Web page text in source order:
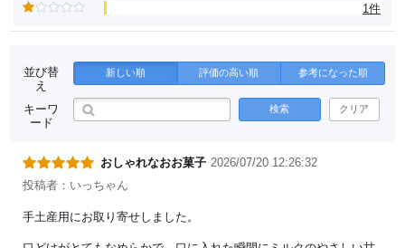
1件
並び替
え
新しい順 評価の高い順 参考になった順
キーワ
ード
検索 クリア
おしゃれなおお菓子 2026/07/20 12:26:32
投稿者：いっちゃん
手土産用にお取り寄せしました。